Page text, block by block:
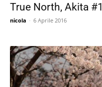
True North, Akita #1
nicola - 6 Aprile 2016